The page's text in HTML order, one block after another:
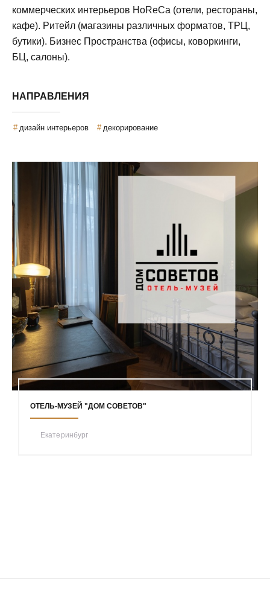
коммерческих интерьеров HoReCa (отели, рестораны,
кафе). Ритейл (магазины различных форматов, ТРЦ,
бутики). Бизнес Пространства (офисы, коворкинги,
БЦ, салоны).
НАПРАВЛЕНИЯ
дизайн интерьеров декорирование
ОТЕЛЬ-МУЗЕЙ "ДОМ СОВЕТОВ"
Екатеринбург